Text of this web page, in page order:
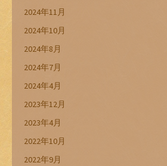
2024年11月
2024年10月
2024年8月
2024年7月
2024年4月
2023年12月
2023年4月
2022年10月
2022年9月